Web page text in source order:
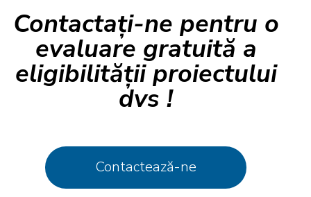
Contactați-ne pentru o
evaluare gratuită a
eligibilității proiectului
dvs !
Contactează-ne